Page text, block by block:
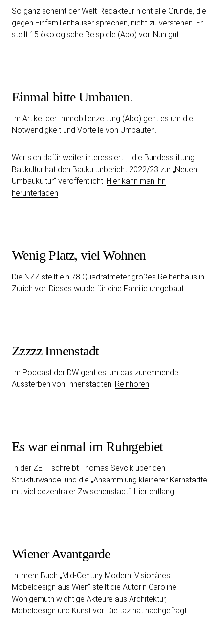
So ganz scheint der Welt-Redakteur nicht alle Gründe, die
gegen Einfamilienhäuser sprechen, nicht zu verstehen. Er
stellt 15 ökologische Beispiele (Abo) vor. Nun gut.
Einmal bitte Umbauen.
Im Artikel der Immobilienzeitung (Abo) geht es um die
Notwendigkeit und Vorteile von Umbauten.
Wer sich dafür weiter interessiert – die Bundesstiftung
Baukultur hat den Baukulturbericht 2022/23 zur „Neuen
Umbaukultur“ veröffentlicht. Hier kann man ihn
herunterladen.
Wenig Platz, viel Wohnen
Die NZZ stellt ein 78 Quadratmeter großes Reihenhaus in
Zürich vor. Dieses wurde für eine Familie umgebaut.
Zzzzz Innenstadt
Im Podcast der DW geht es um das zunehmende
Aussterben von Innenstädten. Reinhören.
Es war einmal im Ruhrgebiet
In der ZEIT schreibt Thomas Sevcik über den
Strukturwandel und die „Ansammlung kleinerer Kernstädte
mit viel dezentraler Zwischenstadt“. Hier entlang.
Wiener Avantgarde
In ihrem Buch „Mid-Century Modern. Visionäres
Möbeldesign aus Wien“ stellt die Autorin Caroline
Wohlgemuth wichtige Akteure aus Architektur,
Möbeldesign und Kunst vor. Die taz hat nachgefragt.